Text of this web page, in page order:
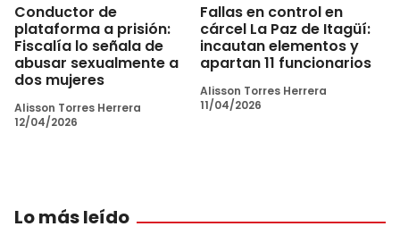
Conductor de
plataforma a prisión:
Fiscalía lo señala de
abusar sexualmente a
dos mujeres
Alisson Torres Herrera
12/04/2026
Fallas en control en
cárcel La Paz de Itagüí:
incautan elementos y
apartan 11 funcionarios
Alisson Torres Herrera
11/04/2026
Lo más leído